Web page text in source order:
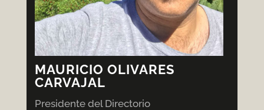
MAURICIO OLIVARES
CARVAJAL
Presidente del Directorio